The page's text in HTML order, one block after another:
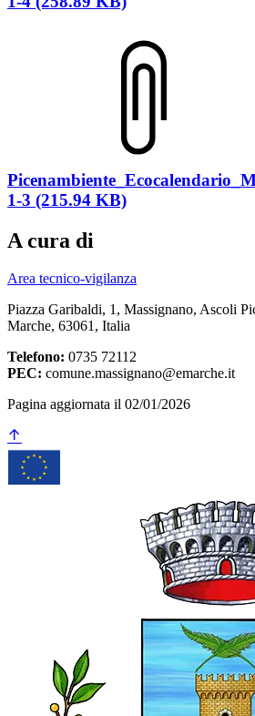
1-3 (215.94 KB)
A cura di
Area tecnico-vigilanza
Piazza Garibaldi, 1, Massignano, Ascoli
Marche, 63061, Italia
Telefono: 0735 72112
PEC: comune.massignano@emarche.it
Pagina aggiornata il 02/01/2026